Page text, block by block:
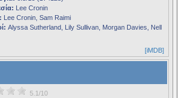
Lee Cronin
Lee Cronin, Sam Raimi
Alyssa Sutherland, Lily Sullivan, Morgan Davies, Nell
[iMDB]
5.1/10